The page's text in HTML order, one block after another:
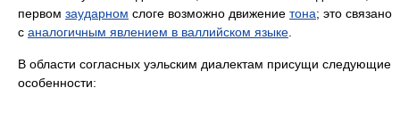
первом заударном слоге возможно движение тона; это связано
с аналогичным явлением в валлийском языке
В области согласных уэльским диалектам присущи следующие
особенности: